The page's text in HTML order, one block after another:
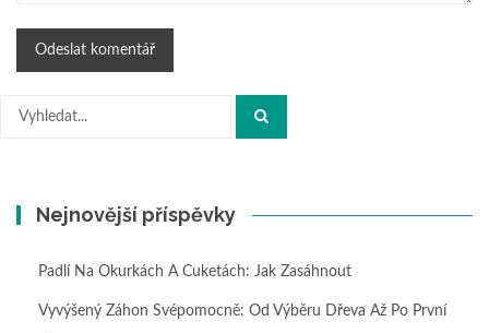
Hledat:
Nejnovější příspěvky
Padlí Na Okurkách A Cuketách: Jak Zasáhnout
Vyvýšený Záhon Svépomocně: Od Výběru Dřeva Až Po První